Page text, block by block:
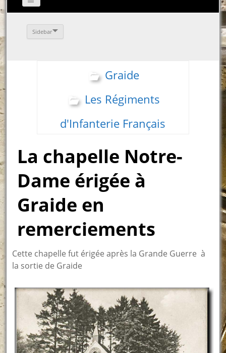
Sidebar
Graide
Les Régiments
d'Infanterie Français
La chapelle Notre-
Dame érigée à
Graide en
remerciements
Cette chapelle fut érigée après la Grande Guerre à
la sortie de Graide